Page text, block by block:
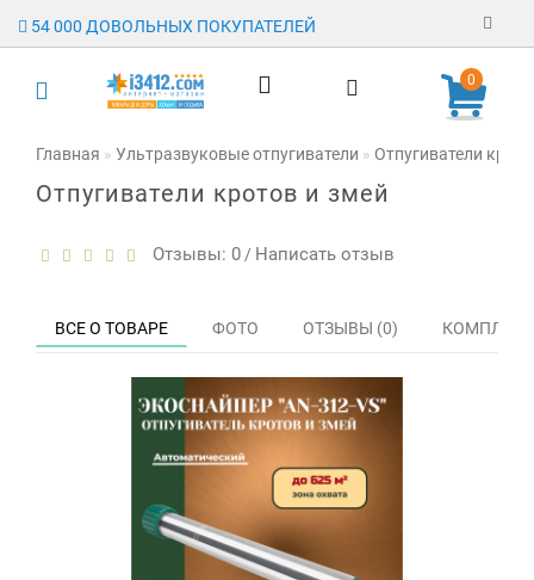
54 000 ДОВОЛЬНЫХ ПОКУПАТЕЛЕЙ
Регистрация
Отзывы
0
Главная Ультразвуковые отпугиватели Отпугиватели
Отпугиватели кротов и змей
Отзывы: 0 / Написать отзыв
ВСЕ О ТОВАРЕ ФОТО ОТЗЫВЫ (0)